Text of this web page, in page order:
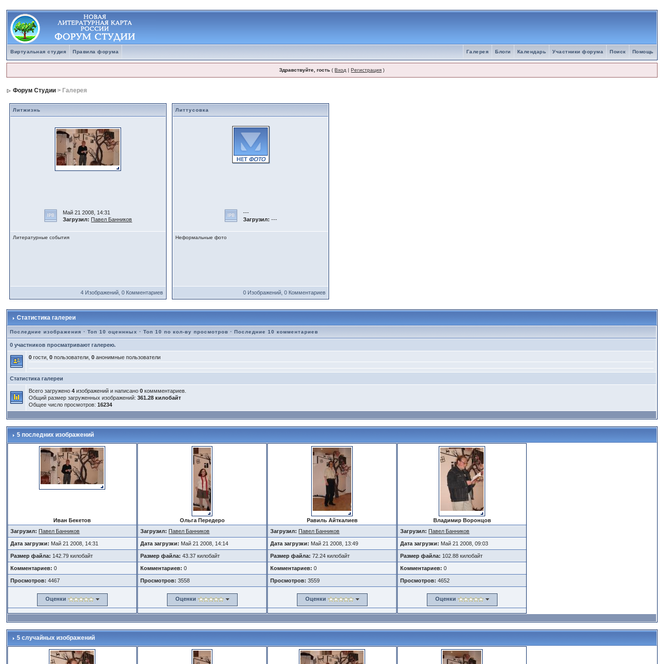
Виртуальная студия Правила форума Помощь
Поиск
Участники форума
Календарь
Блоги
Галерея
Здравствуйте, гость (Вход |Регистрация )
Форум Студии > Галерея
Литжизнь
Май 21 2008, 14:31
Загрузил: Павел Банников
Литературные события
4 Изображений, 0 Комментариев
Литтусовка
---
Загрузил: ---
Неформальные фото
0 Изображений, 0 Комментариев
Статистика галереи
Последние изображения ·Топ 10 оценнных ·Топ 10 по кол-ву просмотров ·Последние 10 комментариев
0 участников просматривают галерею.
0 гости,0 пользователи,0 анонимные пользователи
Статистика галереи
Всего загружено4 изображений и написано0 коммментариев.
Общий размер загруженных изображений:361.28 килобайт
Общее число просмотров:16234
5 последних изображений
Иван Бекетов
Загрузил: Павел Банников
Дата загрузки: Май 21 2008, 14:31
Размер файла: 142.79 килобайт
Комментариев: 0
Просмотров:4467
Оценки
Ольга Передеро
Загрузил: Павел Банников
Дата загрузки: Май 21 2008, 14:14
Размер файла: 43.37 килобайт
Комментариев: 0
Просмотров:3558
Оценки
Равиль Айткалиев
Загрузил: Павел Банников
Дата загрузки: Май 21 2008, 13:49
Размер файла: 72.24 килобайт
Комментариев: 0
Просмотров:3559
Оценки
Владимир Воронцов
Загрузил: Павел Банников
Дата загрузки: Май 21 2008, 09:03
Размер файла: 102.88 килобайт
Комментариев: 0
Просмотров:4652
Оценки
5 случайных изображений